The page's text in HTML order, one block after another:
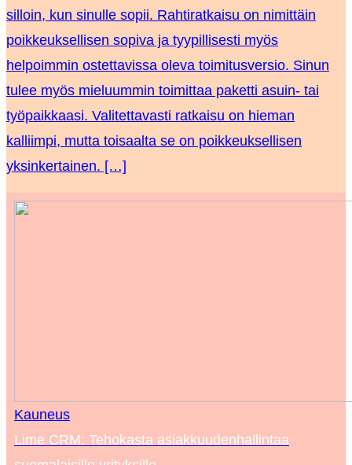
silloin, kun sinulle sopii. Rahtiratkaisu on nimittäin
poikkeuksellisen sopiva ja tyypillisesti myös
helpoimmin ostettavissa oleva toimitusversio. Sinun
tulee myös mieluummin toimittaa paketti asuin- tai
työpaikkaasi. Valitettavasti ratkaisu on hieman
kalliimpi, mutta toisaalta se on poikkeuksellisen
yksinkertainen. […]
Kauneus
Lime CRM: Tehokasta asiakkuudenhallintaa